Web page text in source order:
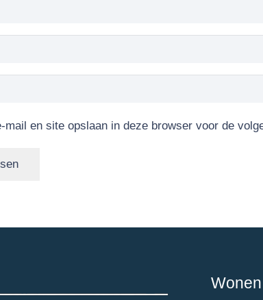
mail en site opslaan in deze browser voor de
Wonen